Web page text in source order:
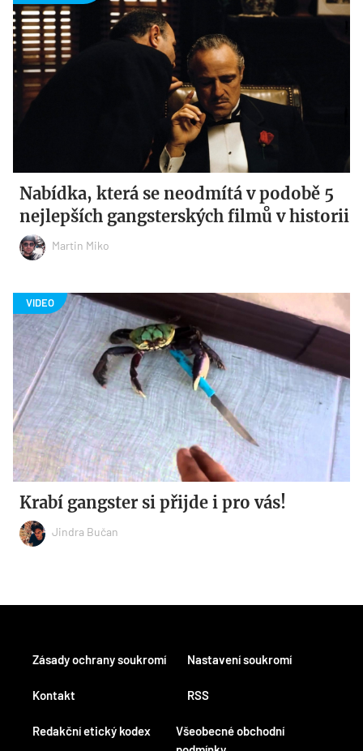
Nabídka, která se neodmítá v podobě 5
nejlepších gangsterských filmů v historii
Martin Miko
Krabí gangster si přijde i pro vás!
Jindra Bučan
Kontakt
Redakční etický kodex
RSS
Všeobecné obchodní
Zásady ochrany soukromí Nastavení soukromí